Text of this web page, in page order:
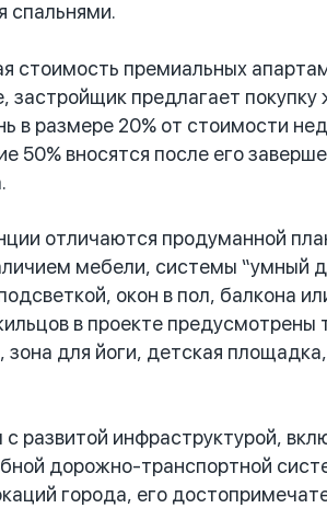
спальнями.
премиальных
застройщик предлагает
в размере 20% от стоимости
50% вносятся после его
отличаются продуманной
мебели, системы “умный
окон в пол, балкона
в проекте предусмотрены
для йоги, детская
инфраструктурой,
дорожно-транспортной
города, его